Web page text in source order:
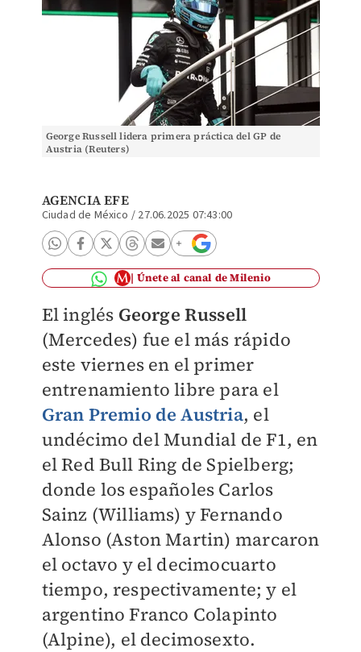
George Russell lidera primera práctica del GP de
Austria (Reuters)
AGENCIA EFE
Ciudad de México / 27.06.2025 07:43:00
Únete al canal de Milenio
El inglés George Russell
(Mercedes) fue el más rápido
este viernes en el primer
entrenamiento libre para el
Gran Premio de Austria, el
undécimo del Mundial de F1, en
el Red Bull Ring de Spielberg;
donde los españoles Carlos
Sainz (Williams) y Fernando
Alonso (Aston Martin) marcaron
el octavo y el decimocuarto
tiempo, respectivamente; y el
argentino Franco Colapinto
(Alpine), el decimosexto.